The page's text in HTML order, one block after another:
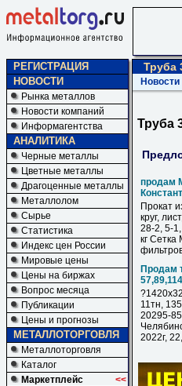
РЕГИСТРАЦИЯ
НОВОСТИ
Рынка металлов
Новости компаний
Информагентства
АНАЛИТИКА
Черные металлы
Цветные металлы
Драгоценные металлы
Металлолом
Сырье
Статистика
Индекс цен России
Мировые цены
Цены на биржах
Вопрос месяца
Публикации
Цены и прогнозы
МЕТАЛЛОТОРГОВЛЯ
Металлоторговля
Каталог
Маркетплейс
<<
Труба
Новости
Труба
продам
Прокат
круг,
28-2, 5-1,
кг
Продам
11тн,
20295-
2022г,